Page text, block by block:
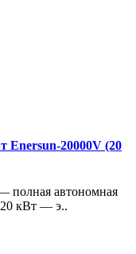
Enersun-20000V (20
полная автономная
20 кВт — э..